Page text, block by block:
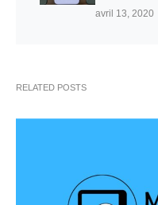
avril 13, 2020
RELATED POSTS